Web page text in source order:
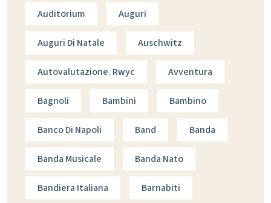
Auditorium Auguri
Auguri Di Natale Auschwitz
Autovalutazione. Rwyc Avventura
Bagnoli Bambini Bambino
Banco Di Napoli Band Banda
Banda Musicale Banda Nato
Bandiera Italiana Barnabiti